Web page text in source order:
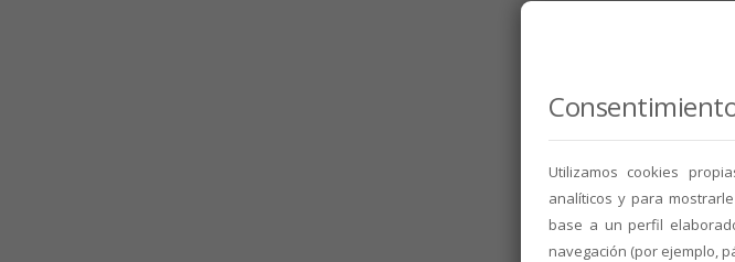
Utilizamos cookies
analíticos y para
base a un perfil
navegación (por ejemplo,